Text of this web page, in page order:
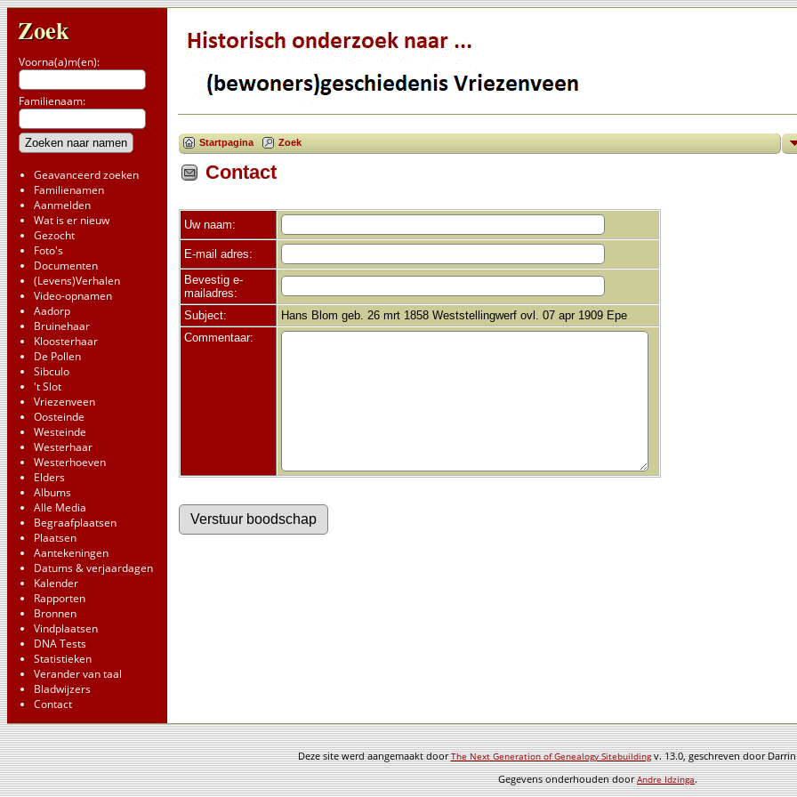
Zoek
Voorna(a)m(en):
Familienaam:
Geavanceerd zoeken
Familienamen
Aanmelden
Wat is er nieuw
Gezocht
Foto's
Documenten
(Levens)Verhalen
Video-opnamen
Aadorp
Bruinehaar
Kloosterhaar
De Pollen
Sibculo
't Slot
Vriezenveen
Oosteinde
Westeinde
Westerhaar
Westerhoeven
Elders
Albums
Alle Media
Begraafplaatsen
Plaatsen
Aantekeningen
Datums & verjaardagen
Kalender
Rapporten
Bronnen
Vindplaatsen
DNA Tests
Statistieken
Verander van taal
Bladwijzers
Contact
Startpagina Zoek
Contact
Uw naam:
E-mail adres:
Bevestig e-
mailadres:
Subject:
Hans Blom geb. 26 mrt 1858 Weststellingwerf ovl. 07 apr 1909 Epe
Commentaar:
Deze site werd aangemaakt doorThe Next Generation of Genealogy Sitebuildingv. 13.0, geschreven door
Gegevens onderhouden doorAndre Idzinga.